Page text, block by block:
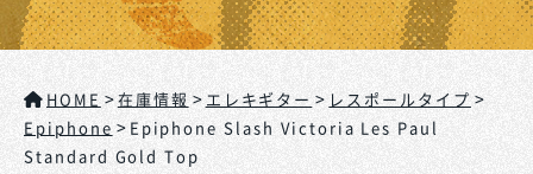
HOME >在庫情報 > エレキギター > レスポールタイプ >
Epiphone > Epiphone Slash Victoria Les Paul
Standard Gold Top